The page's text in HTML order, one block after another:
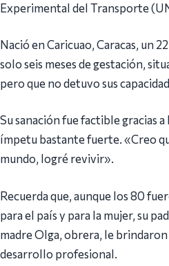
Experimental del Transporte
Nació en Caricuao, Caracas, un
solo seis meses de gestación,
pero que no detuvo sus
Su sanación fue factible gracias
ímpetu bastante fuerte. «Creo
mundo, logré revivir».
Recuerda que, aunque los 80
para el país y para la mujer, su
madre Olga, obrera, le
desarrollo profesional.